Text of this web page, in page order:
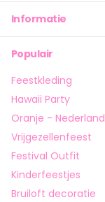
Informatie
Populair
Feestkleding
Hawaii Party
Oranje - Nederland
Vrijgezellenfeest
Festival Outfit
Kinderfeestjes
Bruiloft decoratie